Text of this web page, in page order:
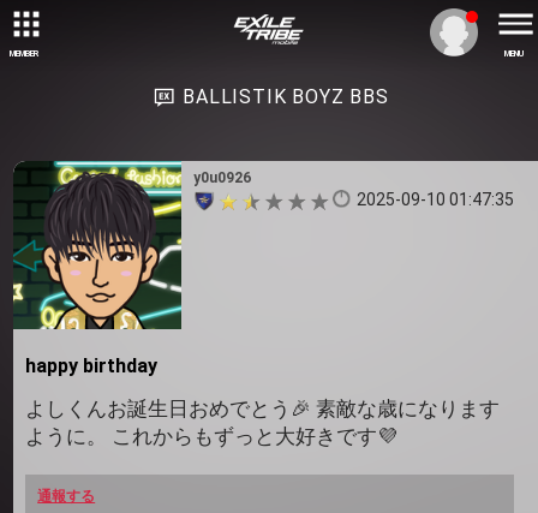
MEMBER MENU
BALLISTIK BOYZ BBS
y0u0926
2025-09-10 01:47:35
happy birthday
よしくんお誕生日おめでとう🎉 素敵な歳になります
ように。 これからもずっと大好きです💜
通報する